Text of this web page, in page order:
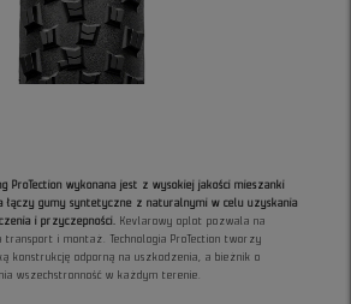
ProTection wykonana jest z wysokiej jakości mieszanki
łączy gumy syntetyczne z naturalnymi w celu uzyskania
i przyczepności.
Kevlarowy oplot pozwala na
transport i montaż. Technologia ProTection tworzy
konstrukcję odporną na uszkodzenia, a bieżnik o
wszechstronność w każdym terenie.